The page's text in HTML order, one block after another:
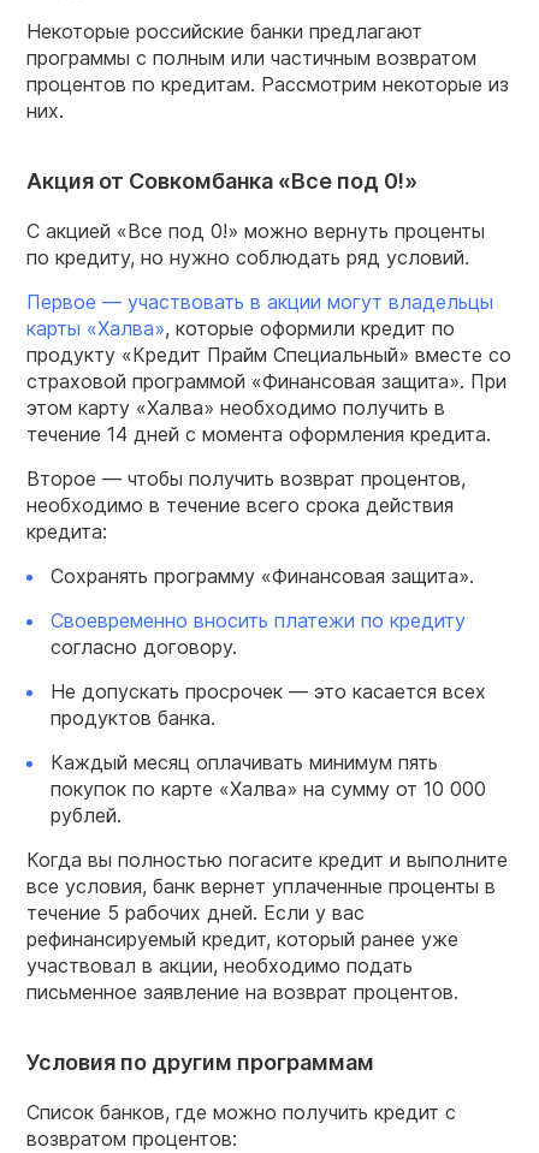
Некоторые российские банки предлагают
программы с полным или частичным возвратом
процентов по кредитам. Рассмотрим некоторые из
них.
Акция от Совкомбанка «Все под 0!»
С акцией «Все под 0!» можно вернуть проценты
по кредиту, но нужно соблюдать ряд условий.
Первое — участвовать в акции могут владельцы
карты «Халва», которые оформили кредит по
продукту «Кредит Прайм Специальный» вместе со
страховой программой «Финансовая защита». При
этом карту «Халва» необходимо получить в
течение 14 дней с момента оформления кредита.
Второе — чтобы получить возврат процентов,
необходимо в течение всего срока действия
кредита:
Сохранять программу «Финансовая защита».
Своевременно вносить платежи по кредиту
согласно договору.
Не допускать просрочек — это касается всех
продуктов банка.
Каждый месяц оплачивать минимум пять
покупок по карте «Халва» на сумму от 10 000
рублей.
Когда вы полностью погасите кредит и выполните
все условия, банк вернет уплаченные проценты в
течение 5 рабочих дней. Если у вас
рефинансируемый кредит, который ранее уже
участвовал в акции, необходимо подать
письменное заявление на возврат процентов.
Условия по другим программам
Список банков, где можно получить кредит с
возвратом процентов: